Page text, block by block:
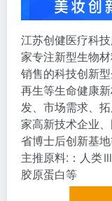
江苏创健医疗科
家专注新型生物
销售的科技创新
再生等生命健康
发、市场需求、
家高新技术企业
省博士后创新基地
主推原料:：人类
胶原蛋白等